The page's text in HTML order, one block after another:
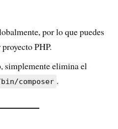
por lo que puedes
PHP.
simplemente elimina el
composer .